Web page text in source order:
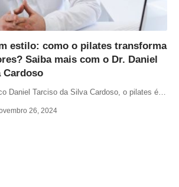
estilo: como o pilates transforma
Saiba mais com o Dr. Daniel
Cardoso
Daniel Tarciso da Silva Cardoso, o pilates é…
26, 2024